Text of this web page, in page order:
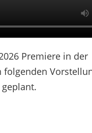
Premiere in der
folgenden